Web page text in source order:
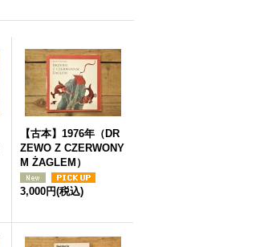
【古本】1976年（DR
ZEWO Z CZERWONY
M ŻAGLEM）
3,000円(税込)